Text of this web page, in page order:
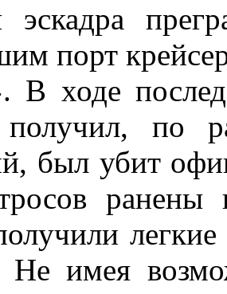
эскадра
порт
В ходе
получил,
был убит
ранены
имея